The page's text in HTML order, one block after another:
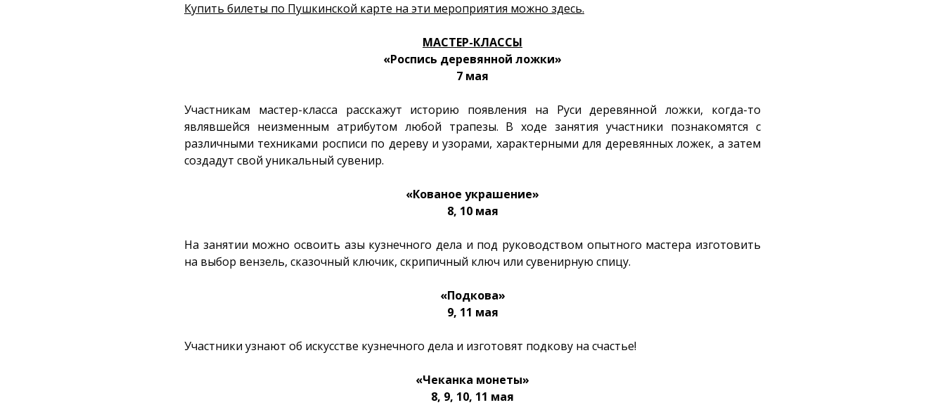
Купить билеты по Пушкинской карте на эти мероприятия можно здесь.
МАСТЕР-КЛАССЫ
«Роспись деревянной ложки»
7 мая
Участникам мастер-класса расскажут историю появления на Руси деревянной ложки, когда-то
являвшейся неизменным атрибутом любой трапезы. В ходе занятия участники познакомятся с
различными техниками росписи по дереву и узорами, характерными для деревянных ложек, а затем
создадут свой уникальный сувенир.
«Кованое украшение»
8, 10 мая
На занятии можно освоить азы кузнечного дела и под руководством опытного мастера изготовить
на выбор вензель, сказочный ключик, скрипичный ключ или сувенирную спицу.
«Подкова»
9, 11 мая
Участники узнают об искусстве кузнечного дела и изготовят подкову на счастье!
«Чеканка монеты»
8, 9, 10, 11 мая